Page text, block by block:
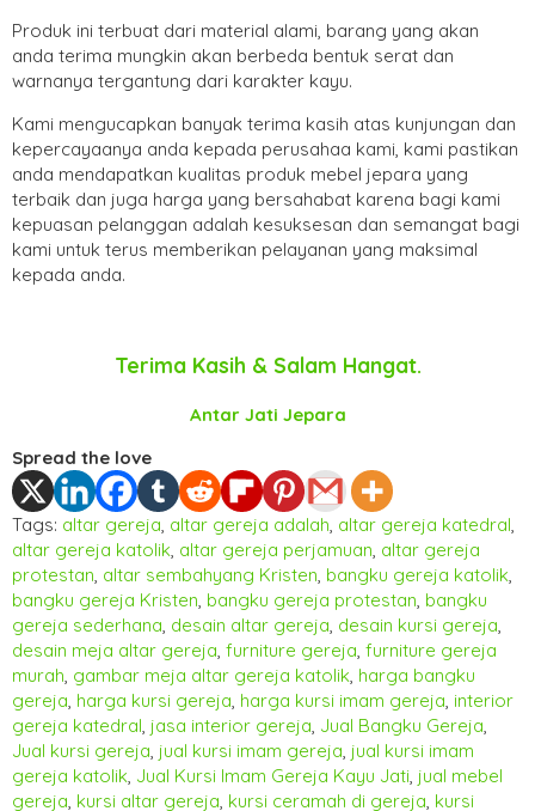
Produk ini terbuat dari material alami, barang yang akan
anda terima mungkin akan berbeda bentuk serat dan
warnanya tergantung dari karakter kayu.
Kami mengucapkan banyak terima kasih atas kunjungan dan
kepercayaanya anda kepada perusahaa kami, kami pastikan
anda mendapatkan kualitas produk mebel jepara yang
terbaik dan juga harga yang bersahabat karena bagi kami
kepuasan pelanggan adalah kesuksesan dan semangat bagi
kami untuk terus memberikan pelayanan yang maksimal
kepada anda.
Terima Kasih & Salam Hangat.
Antar Jati Jepara
Spread the love
Tags: altar gereja, altar gereja adalah, altar gereja katedral,
altar gereja katolik, altar gereja perjamuan, altar gereja
protestan, altar sembahyang Kristen, bangku gereja katolik,
bangku gereja Kristen, bangku gereja protestan, bangku
gereja sederhana, desain altar gereja, desain kursi gereja,
desain meja altar gereja, furniture gereja, furniture gereja
murah, gambar meja altar gereja katolik, harga bangku
gereja, harga kursi gereja, harga kursi imam gereja, interior
gereja katedral, jasa interior gereja, Jual Bangku Gereja,
Jual kursi gereja, jual kursi imam gereja, jual kursi imam
gereja katolik, Jual Kursi Imam Gereja Kayu Jati, jual mebel
gereja, kursi altar gereja, kursi ceramah di gereja, kursi